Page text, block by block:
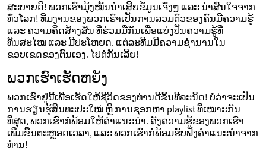
ສະບາຍດີ! ພວກເຮົາມຸ້ງໝັ້ນນຳເສີີຍຂໍ້ມູນເຈັ່ງໆ ແລະ ນ່າສົນໃຈຈາກ
ທົ່ວໂລກ! ທີມງານຂອງພວກເຮົາເປັນການລວມຕົວຂອງຄົນມີຄວາມຮູ້
ແລະ ຄວາມຄິດສ້າງສັນ ທີ່ຮ່ວມມືກັນເພື່ອແບ່ງປັນຄວາມຮູ້ທີ່
ທັນສະໄໝ ແລະ ມີປະໂຫຍດ. ແຕ່ລະທີມມີຄວາມຊໍານານໃນ
ຂອບເຂດຂອງຕົນເອງ. ໄປຕໍ່ກັນເລີຍ!
ພວກເຮົາເຮັດຫຍັງ
ພວກເຮົາຢູ່ນີ້ເພື່ອເຮັດໃຫ້ຊີວິດຂອງທ່ານດີຂຶ້ນທີລະນິດ! ບໍ່ວ່າຈະເປັນ
ການຮຽນຮູ້ສິນທະປະໃໝ່ ຫຼື ການຊອກຫາ playlist ທີ່ເໝາະກັນ
ທີ່ສຸດ, ພວກເຮົາກໍ່ພ້ອມໃຫ້ຄໍາແນະນໍາ. ຄັງຄວາມຮູ້ຂອງພວກເຮົາ
ເພີ່ມຂຶ້ນຕະຫຼອດເວລາ, ແລະ ພວກເຮົາກໍ່ພ້ອມຮັບຟັງຄໍາແນະນໍາຈາກ
ທ່ານ!